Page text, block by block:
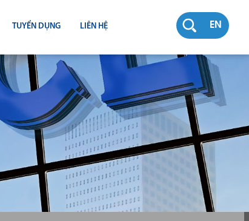
EN
TUYỂN DỤNG LIÊN HỆ